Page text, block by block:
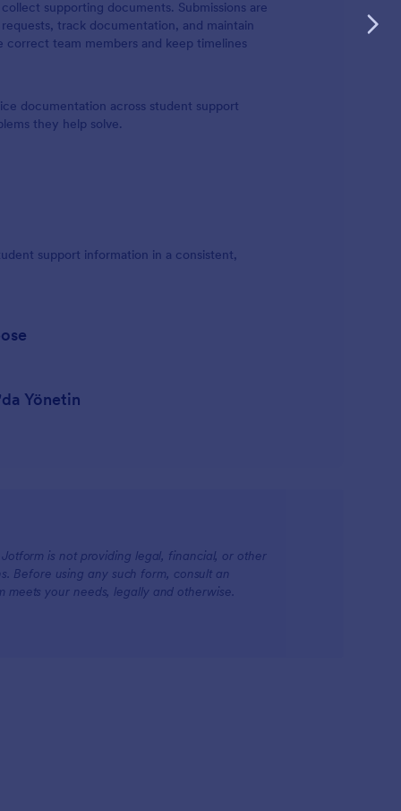
supporting documents. Submissions are
track documentation, and maintain
team members and keep timelines
documentation across student support
they help solve.
support information in a consistent,
Yönetin
is not providing legal, financial, or other
Before using any such form, consult an
your needs, legally and otherwise.